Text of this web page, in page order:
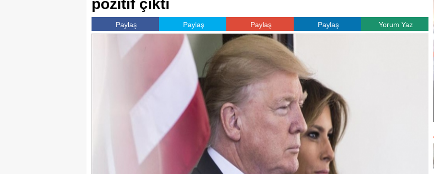
pozitif çıktı
Paylaş Paylaş Paylaş Paylaş Yorum Yaz